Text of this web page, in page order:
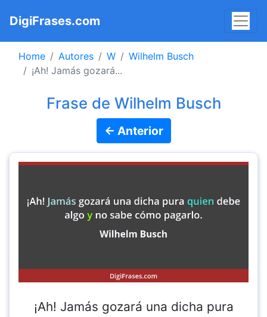
DigiFrases.com
Home Autores W
Wilhelm Busch
¡Ah! Jamás gozará...
Frase de Wilhelm Busch
← Anterior
¡Ah! Jamás gozará una dicha pura